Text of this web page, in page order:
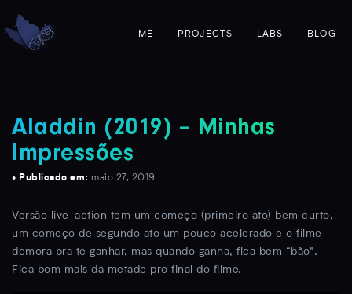
ME PROJECTS LABS BLOG
Aladdin (2019) – Minhas
Impressões
• Publicado em: maio 27, 2019
Versão live-action tem um começo (primeiro ato) bem curto,
um começo de segundo ato um pouco acelerado e o filme
demora pra te ganhar, mas quando ganha, fica bem “bão”.
Fica bom mais da metade pro final do filme.